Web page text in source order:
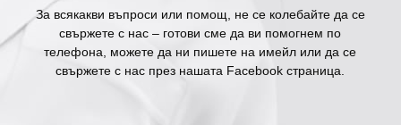
За всякакви въпроси или помощ, не се колебайте да се
свържете с нас – готови сме да ви помогнем по
телефона, можете да ни пишете на имейл или да се
свържете с нас през нашата Facebook страница.